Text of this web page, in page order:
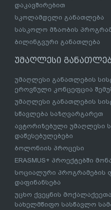
დაკავშირებით
სკოლამდელი განათლება
სასკოლო მზაობის
ბილინგვური განათლება
უმაღლესი
უმაღლესი განათლების
ეროვნული კონცეფცია
უმაღლესი განათლების
სწავლება საზღვარგარეთ
ავტორიზებული უმაღლესი
დაწესებულებები
ბოლონიის პროცესი
ERASMUS+ პროექტებში
სოციალური პროგრამების
დაფინანსება
უცხო ქვეყნის
სახელმწიფო სასწავლო